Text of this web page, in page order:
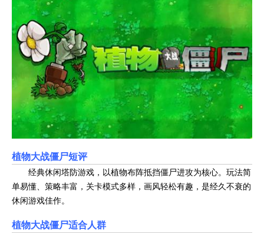
植物大战僵尸短评
经典休闲塔防游戏，以植物布阵抵挡僵尸进攻为核心。玩法简
单易懂、策略丰富，关卡模式多样，画风轻松有趣，是经久不衰的
休闲游戏佳作。
植物大战僵尸适合人群